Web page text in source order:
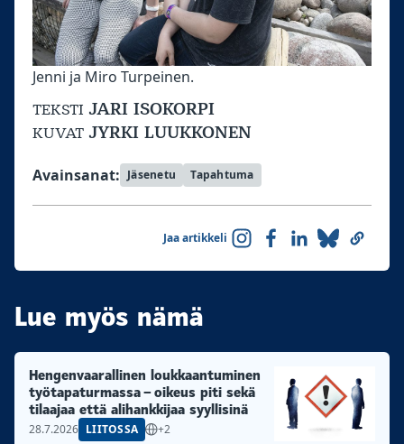
Jenni ja Miro Turpeinen.
TEKSTI JARI ISOKORPI
KUVAT JYRKI LUUKKONEN
Avainsanat: Jäsenetu Tapahtuma
Jaa artikkeli
Lue myös nämä
Hengenvaarallinen loukkaantuminen
työtapaturmassa – oikeus piti sekä
tilaajaa että alihankkijaa syyllisinä
28.7.2026 LIITOSSA +2